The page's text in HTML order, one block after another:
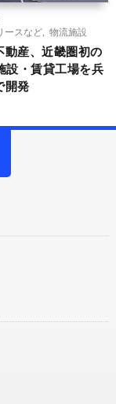
ースなど
物流施設
動産、近畿圏初の
設・賃貸工場を兵
開発